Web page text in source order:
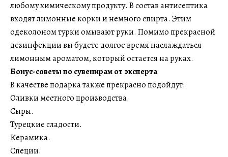
любому химическому продукту. В состав антисептика
входят лимонные корки и немного спирта. Этим
одеколоном турки омывают руки. Помимо прекрасной
дезинфекции вы будете долгое время наслаждаться
лимонным ароматом, который остается на руках.
Бонус-советы по сувенирам от эксперта
В качестве подарка также прекрасно подойдут:
Оливки местного производства.
Сыры.
Турецкие сладости.
Керамика.
Специи.